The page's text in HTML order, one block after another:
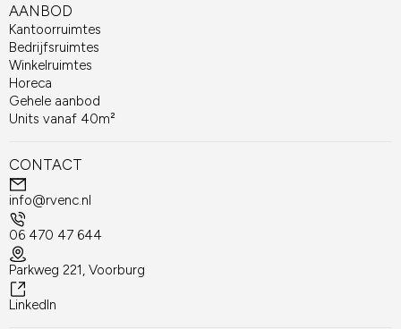
AANBOD
Kantoorruimtes
Bedrijfsruimtes
Winkelruimtes
Horeca
Gehele aanbod
Units vanaf 40m²
CONTACT
info@rvenc.nl
06 470 47 644
Parkweg 221, Voorburg
LinkedIn